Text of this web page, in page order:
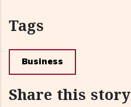
Tags
Business
Share this story